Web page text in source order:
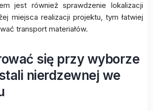
jest również sprawdzenie lokalizacji
miejsca realizacji projektu, tym łatwiej
transport materiałów.
się przy wyborze
nierdzewnej we